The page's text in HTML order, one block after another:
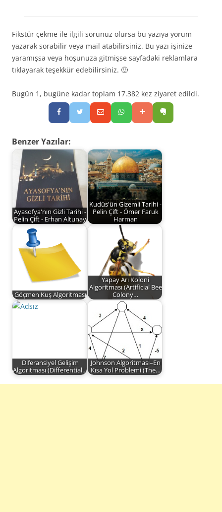
Fikstür çekme ile ilgili sorunuz olursa bu yazıya yorum
yazarak sorabilir veya mail atabilirsiniz. Bu yazı işinize
yaramışsa veya hoşunuza gitmişse sayfadaki reklamlara
tıklayarak teşekkür edebilirsiniz. 🙂
Bugün 1, bugüne kadar toplam 17.382 kez ziyaret edildi.
Benzer Yazılar:
Ayasofya'nın Gizli Tarihi -
Pelin Çift - Erhan Altunay
Kudüs'ün Gizemli Tarihi -
Pelin Çift - Ömer Faruk
Harman
Göçmen Kuş Algoritması
Yapay Arı Koloni
Algoritması (Artificial Bee
Colony…
Diferansiyel Gelişim
Algoritması (Differential…
Johnson Algoritması–En
Kısa Yol Problemi (The…